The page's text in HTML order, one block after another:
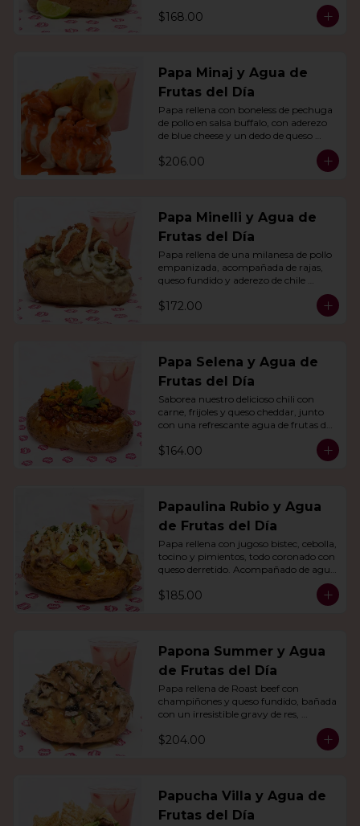
$168.00
Papa Minaj y Agua de
Frutas del Día
Papa rellena con boneless de pechuga
de pollo en salsa buffalo, con aderezo
de blue cheese y un dedo de queso
relleno de jalapeño. Con agua del día.
$206.00
Papa Minelli y Agua de
Frutas del Día
Papa rellena de una milanesa de pollo
empanizada, acompañada de rajas,
queso fundido y aderezo de chile
día.
$172.00
Papa Selena y Agua de
Frutas del Día
Saborea nuestro delicioso chili con
carne, frijoles y queso cheddar, junto
con una refrescante agua de frutas del
$164.00
Papaulina Rubio y Agua
de Frutas del Día
Papa rellena con jugoso bistec, cebolla,
tocino y pimientos, todo coronado con
queso derretido. Acompañado de agua
$185.00
Papona Summer y Agua
de Frutas del Día
Papa rellena de Roast beef con
champiñones y queso fundido, bañada
con un irresistible gravy de res,
$204.00
Papucha Villa y Agua de
Frutas del Día